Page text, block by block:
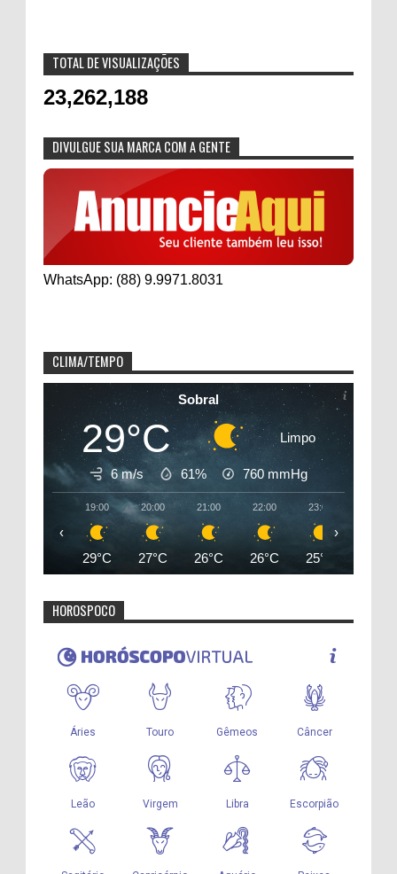
TOTAL DE VISUALIZAÇÕES
23,262,188
DIVULGUE SUA MARCA COM A GENTE
WhatsApp: (88) 9.9971.8031
CLIMA/TEMPO
Sobral
29°C Limpo
6 m/s 61% 760 mmHg
19:00
29°C
20:00
27°C
21:00
26°C
22:00
26°C
23:00
25°C
‹ ›
HOROSPOCO